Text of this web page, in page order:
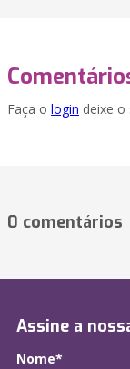
Faça o login deixe
0 comentários
Assine a
Nome*